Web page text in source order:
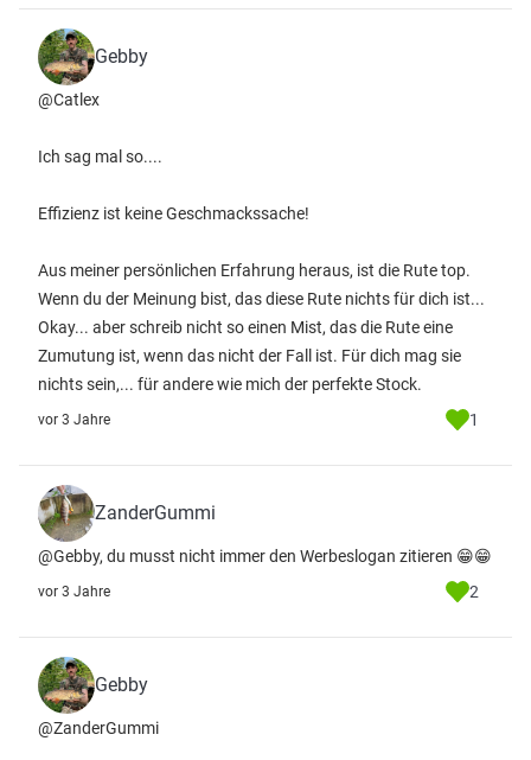
Gebby
@Catlex
Ich sag mal so....
Effizienz ist keine Geschmackssache!
Aus meiner persönlichen Erfahrung heraus, ist die Rute top.
Wenn du der Meinung bist, das diese Rute nichts für dich ist...
Okay... aber schreib nicht so einen Mist, das die Rute eine
Zumutung ist, wenn das nicht der Fall ist. Für dich mag sie
nichts sein,... für andere wie mich der perfekte Stock.
vor 3 Jahre 1
ZanderGummi
@Gebby, du musst nicht immer den Werbeslogan zitieren 😁😁
vor 3 Jahre 2
Gebby
@ZanderGummi